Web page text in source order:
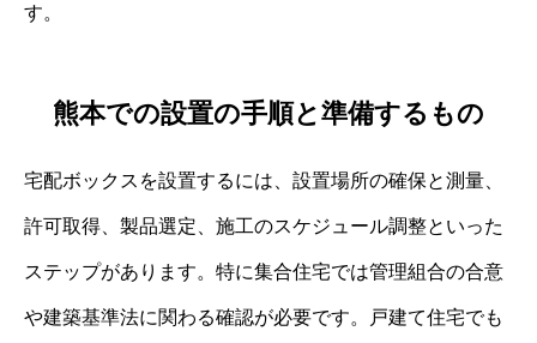
す。
熊本での設置の手順と準備するもの
宅配ボックスを設置するには、設置場所の確保と測量、
許可取得、製品選定、施工のスケジュール調整といった
ステップがあります。特に集合住宅では管理組合の合意
や建築基準法に関わる確認が必要です。戸建て住宅でも